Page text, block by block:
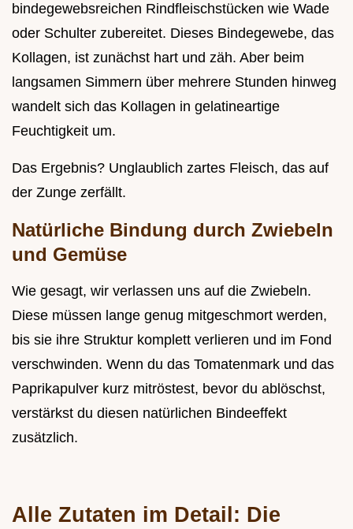
bindegewebsreichen Rindfleischstücken wie Wade
oder Schulter zubereitet. Dieses Bindegewebe, das
Kollagen, ist zunächst hart und zäh. Aber beim
langsamen Simmern über mehrere Stunden hinweg
wandelt sich das Kollagen in gelatineartige
Feuchtigkeit um.
Das Ergebnis? Unglaublich zartes Fleisch, das auf
der Zunge zerfällt.
Natürliche Bindung durch Zwiebeln
und Gemüse
Wie gesagt, wir verlassen uns auf die Zwiebeln.
Diese müssen lange genug mitgeschmort werden,
bis sie ihre Struktur komplett verlieren und im Fond
verschwinden. Wenn du das Tomatenmark und das
Paprikapulver kurz mitröstest, bevor du ablöschst,
verstärkst du diesen natürlichen Bindeeffekt
zusätzlich.
Alle Zutaten im Detail: Die